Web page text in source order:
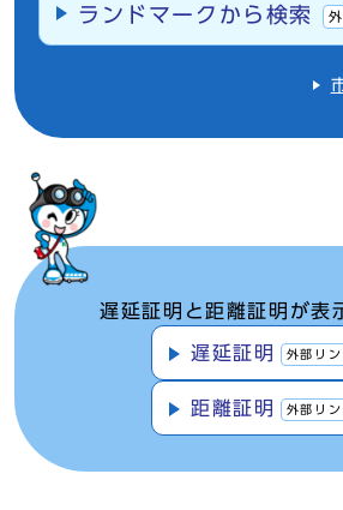
ランドマークから検索
遅延証明と距離証明が表
遅延証明 外部リン
距離証明 外部リン